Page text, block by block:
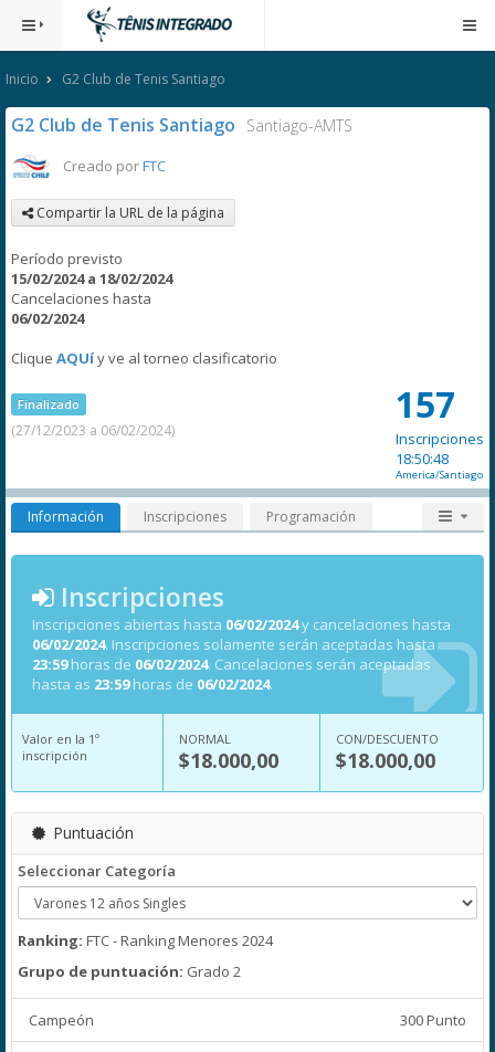
Inicio G2 Club de Tenis Santiago
G2 Club de Tenis Santiago Santiago-AMTS
Creado porFTC
Compartir la URL de la página
Período previsto
15/02/2024 a 18/02/2024
Cancelaciones hasta
06/02/2024
Clique AQUíy ve al torneo clasificatorio
Finalizado
(27/12/2023 a 06/02/2024)
157
Inscripciones
18:50:48
America/Santiago
Información Inscripciones Programación
Inscripciones
Inscripciones abiertas hasta 06/02/2024y cancelaciones hasta
06/02/2024. Inscripciones solamente serán aceptadas hasta
23:59horas de 06/02/2024. Cancelaciones serán aceptadas
hasta as 23:59horas de 06/02/2024.
Valor en la 1º
inscripción
NORMAL
$18.000,00
CON/DESCUENTO
$18.000,00
Puntuación
Seleccionar Categoría
Ranking: FTC - Ranking Menores 2024
Grupo de puntuación: Grado 2
Campeón 300 Punto